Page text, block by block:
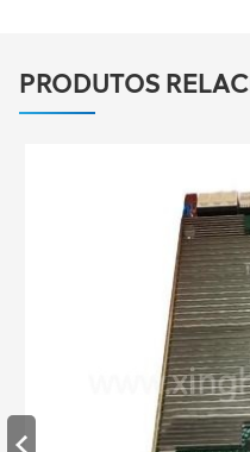
PRODUTOS